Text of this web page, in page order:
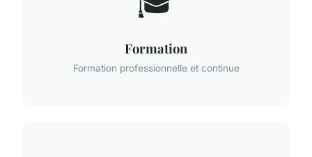
Formation
Formation professionnelle et continue